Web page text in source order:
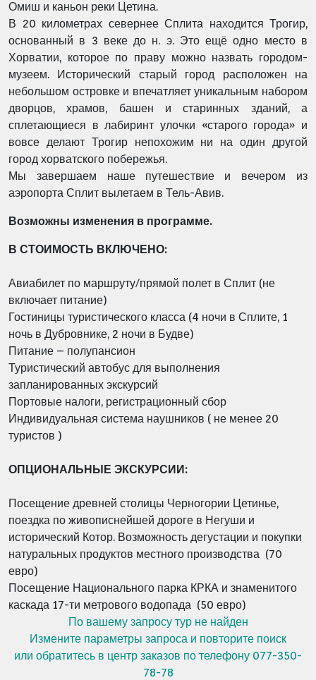
Омиш и каньон реки Цетина.
В 20 километрах севернее Сплита находится Трогир,
основанный в 3 веке до н. э. Это ещё одно место в
Хорватии, которое по праву можно назвать городом-
музеем. Исторический старый город расположен на
небольшом островке и впечатляет уникальным набором
дворцов, храмов, башен и старинных зданий, а
сплетающиеся в лабиринт улочки «старого города» и
вовсе делают Трогир непохожим ни на один другой
город хорватского побережья.
Мы завершаем наше путешествие и вечером из
аэропорта Сплит вылетаем в Тель-Авив.
Возможны изменения в программе.
В СТОИМОСТЬ ВКЛЮЧЕНО:
Авиабилет по маршруту/прямой полет в Сплит (не
включает питание)
Гостиницы туристического класса (4 ночи в Сплите, 1
ночь в Дубровнике, 2 ночи в Будве)
Питание – полупансион
Туристический автобус для выполнения
запланированных экскурсий
Портовые налоги, регистрационный сбор
Индивидуальная система наушников ( не менее 20
туристов )
ОПЦИОНАЛЬНЫЕ ЭКСКУРСИИ:
Посещение древней столицы Черногории Цетинье,
поездка по живописнейшей дороге в Негуши и
исторический Котор. Возможность дегустации и покупки
натуральных продуктов местного производства (70
евро)
Посещение Национального парка КРКА и знаменитого
каскада 17-ти метрового водопада (50 евро)
По вашему запросу тур не найден
Измените параметры запроса и повторите поиск
или обратитесь в центр заказов по телефону 077-350-
78-78